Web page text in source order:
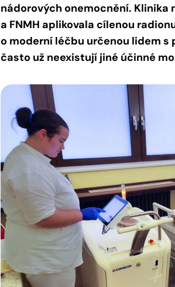
nádorových onemocnění. Klinika
a FNMH aplikovala cílenou
o moderní léčbu určenou lidem
často už neexistují jiné účinné